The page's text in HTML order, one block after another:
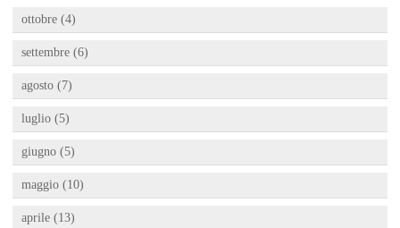
ottobre (4)
settembre (6)
agosto (7)
luglio (5)
giugno (5)
maggio (10)
aprile (13)